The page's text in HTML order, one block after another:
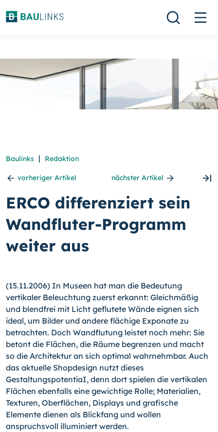
Baulinks | Redaktion
vorheriger Artikel nächster Artikel
ERCO differenziert sein
Wandfluter-Programm
weiter aus
(15.11.2006) In Museen hat man die Bedeutung
vertikaler Beleuchtung zuerst erkannt: Gleichmäßig
und blendfrei mit Licht geflutete Wände eignen sich
ideal, um Bilder und andere flächige Exponate zu
betrachten. Doch Wandflutung leistet noch mehr: Sie
betont die Flächen, die Räume begrenzen und macht
so die Architektur an sich optimal wahrnehmbar. Auch
das aktuelle Shopdesign nutzt dieses
GestaltungspotentiaI, denn dort spielen die vertikalen
Flächen ebenfalls eine gewichtige Rolle; Materialien,
Texturen, Oberflächen, Displays und grafische
Elemente dienen als Blickfang und wollen
anspruchsvoll illuminiert werden.